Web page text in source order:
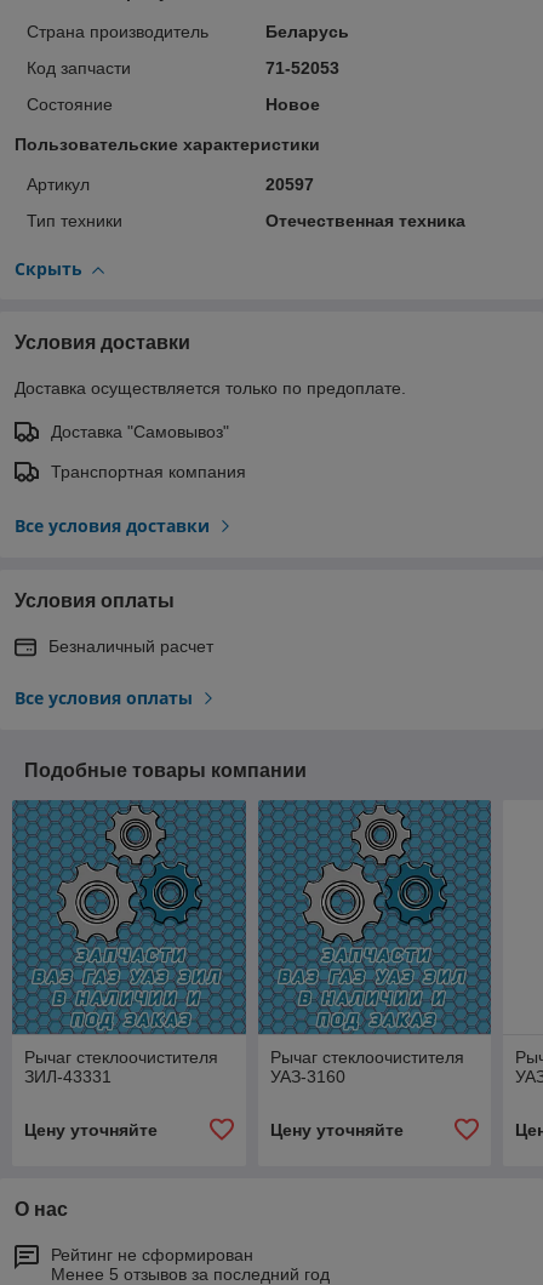
Страна производитель
Беларусь
Код запчасти
71-52053
Состояние
Новое
Пользовательские характеристики
Артикул
20597
Тип техники
Отечественная техника
Скрыть
Условия доставки
Доставка осуществляется только по предоплате.
Доставка "Самовывоз"
Транспортная компания
Все условия доставки
Условия оплаты
Безналичный расчет
Все условия оплаты
Подобные товары компании
Рычаг стеклоочистителя
ЗИЛ-43331
Цену уточняйте
Рычаг стеклоочистителя
УАЗ-3160
Цену уточняйте
О нас
Рейтинг не сформирован
Менее 5 отзывов за последний год